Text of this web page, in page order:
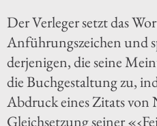
Der Verleger setzt das
Anführungszeichen und
derjenigen, die seine
die Buchgestaltung zu,
Abdruck eines Zitats von
Gleichsetzung seiner